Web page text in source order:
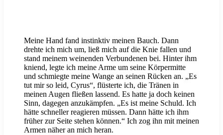
Meine Hand fand instinktiv meinen Bauch. Dann
drehte ich mich um, ließ mich auf die Knie fallen und
stand meinem weinenden Verbundenen bei. Hinter ihm
kniend, legte ich meine Arme um seine Körpermitte
und schmiegte meine Wange an seinen Rücken an. „Es
tut mir so leid, Cyrus“, flüsterte ich, die Tränen in
meinen Augen fließen lassend. Es hatte ja doch keinen
Sinn, dagegen anzukämpfen. „Es ist meine Schuld. Ich
hätte schneller reagieren müssen. Dann hätte ich ihm
früher zur Seite stehen können.“ Ich zog ihn mit meinen
Armen näher an mich heran.